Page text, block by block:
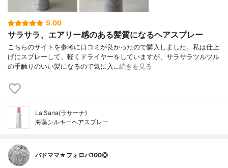
5.00
サラサラ、エアリー感のある髪質になるヘアスプレー
こちらのサイトを参考に口コミが良かったので購入しました。私は仕上
げにスプレーして、軽くドライヤーをしていますが、サラサラツルツル
の手触りのいい髪になるので気に入…続きを見る
La Sana(ラサーナ)
海藻シルキーヘアスプレー
バドママ★フォロバ100◎